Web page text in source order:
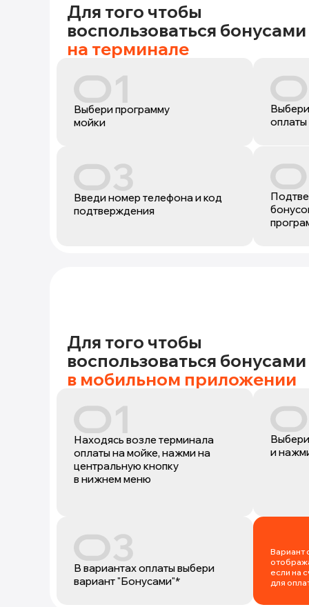
Для того чтобы
воспользоваться бонусами
в мобильном приложении
Находясь возле терминала
оплаты на мойке, нажми на
центральную кнопку
в нижнем меню
и
В вариантах оплаты выбери
вариант "Бонусами"*
Вариант
если на
для
Для того чтобы
воспользоваться бонусами
на терминале
Выбери программу
мойки
Введи номер телефона и код
подтверждения